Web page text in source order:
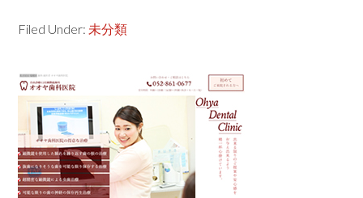
Filed Under: 未分類
Primary
Sidebar